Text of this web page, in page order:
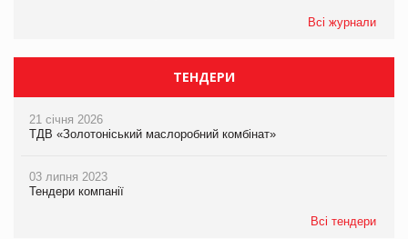
Всі журнали
ТЕНДЕРИ
21 січня 2026
ТДВ «Золотоніський маслоробний комбінат»
03 липня 2023
Тендери компанії
Всі тендери